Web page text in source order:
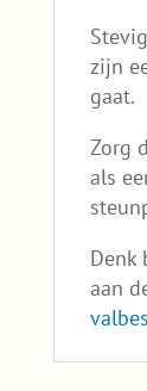
zijn
gaat.
Zorg
als
Denk
aan